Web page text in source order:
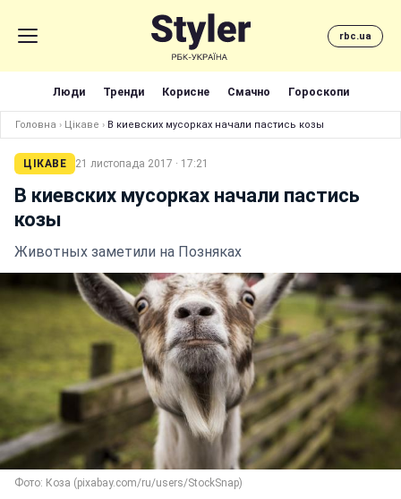
rbc.ua
Люди Тренди Корисне Смачно Гороскопи
Головна › Цікаве › В киевских мусорках начали пастись козы
ЦІКАВЕ 21 листопада 2017 · 17:21
В киевских мусорках начали пастись
козы
Животных заметили на Позняках
Фото: Коза (pixabay.com/ru/users/StockSnap)